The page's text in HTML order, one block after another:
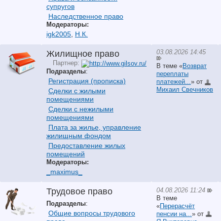
супругов
Наследственное право
Модераторы:
igk2005 Н.К.
Жилищное право
Партнер:
Подразделы:
Регистрация (прописка)
Сделки с жилыми
помещениями
Сделки с нежилыми
помещениями
Плата за жилье, управление
жилищным фондом
Предоставление жилых
помещений
Модераторы:
_maximus_
03.08.2026 14:45
В теме «Возврат
переплаты
платежей...» от
Михаил Свечников
Трудовое право
Подразделы:
Общие вопросы трудового
04.08.2026 11:24
В теме
«Перерасчёт
пенсии на... » от